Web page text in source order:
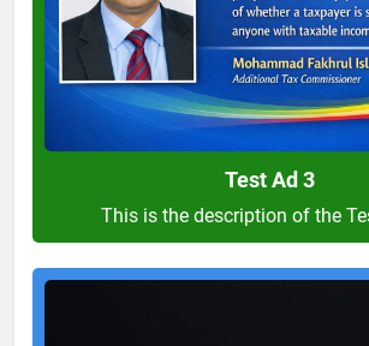
Test Ad 3
This is the description of the